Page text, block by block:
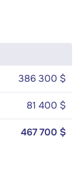
386 300 $
81 400 $
467 700 $